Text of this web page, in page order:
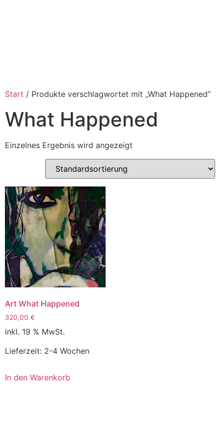
Start / Produkte verschlagwortet mit „What Happened“
What Happened
Einzelnes Ergebnis wird angezeigt
Art What Happened
320,00 €
inkl. 19 % MwSt.
Lieferzeit: 2-4 Wochen
In den Warenkorb